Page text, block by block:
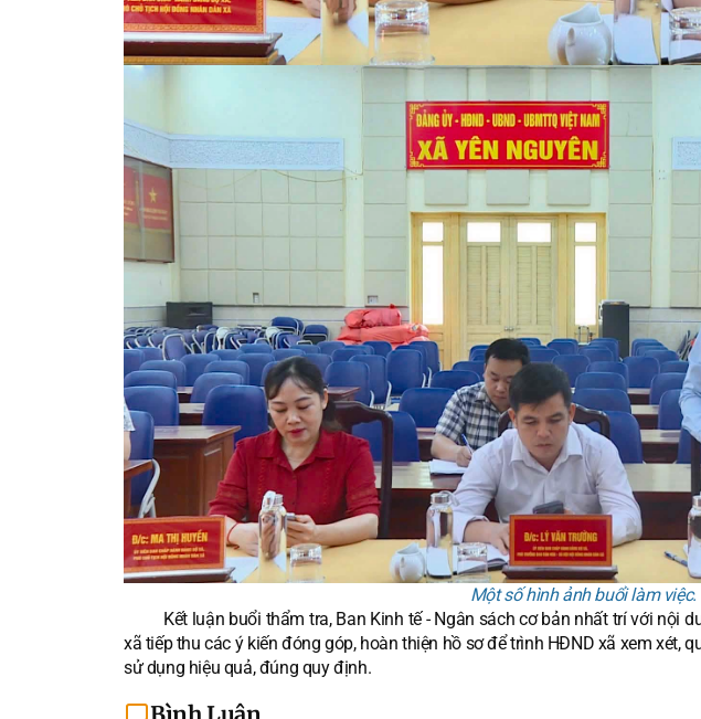
Một số hình ảnh buổi làm việc.
Kết luận buổi thẩm tra, Ban Kinh tế - Ngân sách cơ bản nhất trí với nội
xã tiếp thu các ý kiến đóng góp, hoàn thiện hồ sơ để trình HĐND xã xem xét,
sử dụng hiệu quả, đúng quy định.